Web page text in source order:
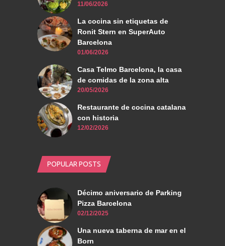
11/06/2026
La cocina sin etiquetas de
Ronit Stern en SuperAuto
Barcelona
01/06/2026
Casa Telmo Barcelona, la casa
de comidas de la zona alta
20/05/2026
Restaurante de cocina catalana
con historia
12/02/2026
POPULAR POSTS
Décimo aniversario de Parking
Pizza Barcelona
02/12/2025
Una nueva taberna de mar en el
Born